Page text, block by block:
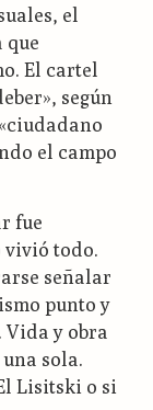
el
El cartel
según
el campo
fue
vivió todo.
señalar
punto y
Vida y obra
sola.
Lisitski o si